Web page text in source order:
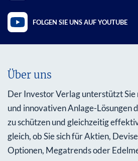
FOLGEN SIE UNS AUF YOUTUBE
Über uns
Der Investor Verlag unterstützt Sie
und innovativen Anlage-Lösungen
zu schützen und gleichzeitig
gleich, ob Sie sich für Aktien,
Optionen, Megatrends oder